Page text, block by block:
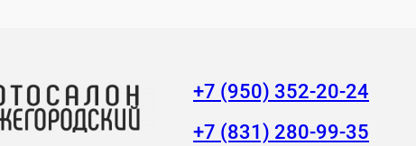
+7 (950) 352-20-24
+7 (831) 280-99-35